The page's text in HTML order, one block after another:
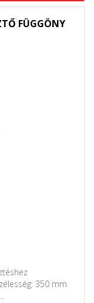
FÜGGÖNY
350 mm